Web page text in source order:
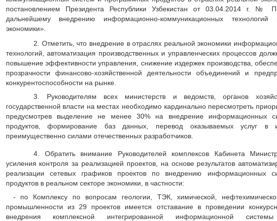
постановлением Президента Республики Узбекистан от 03.04.2014 г.
дальнейшему внедрению информационно-коммуникационных
экономики».
2. Отметить, что внедрение в отраслях реальной экономики
технологий, автоматизация производственных и управленческих процессов
повышение эффективности управления, снижение издержек производства,
прозрачности финансово-хозяйственной деятельности объединений и
конкурентоспособности на рынке.
3. Руководителям всех министерств и ведомств, органов
государственной власти на местах необходимо кардинально пересмотреть
предусмотрев выделение не менее 30% на внедрение информационных
продуктов, формирование баз данных, перевод оказываемых услуг в
преимущественно силами отечественных разработчиков.
4.
Обратить внимание Руководителей комплексов Кабинета
усиления контроля за реализацией проектов, на основе результатов
реализации сетевых графиков проектов по внедрению информационных
продуктов в реальном секторе экономики, в частности:
- по Комплексу по вопросам геологии, ТЭК, химической,
промышленности из 29 проектов имеется отставание в проведении
внедрения комплексной интегрированной информационной